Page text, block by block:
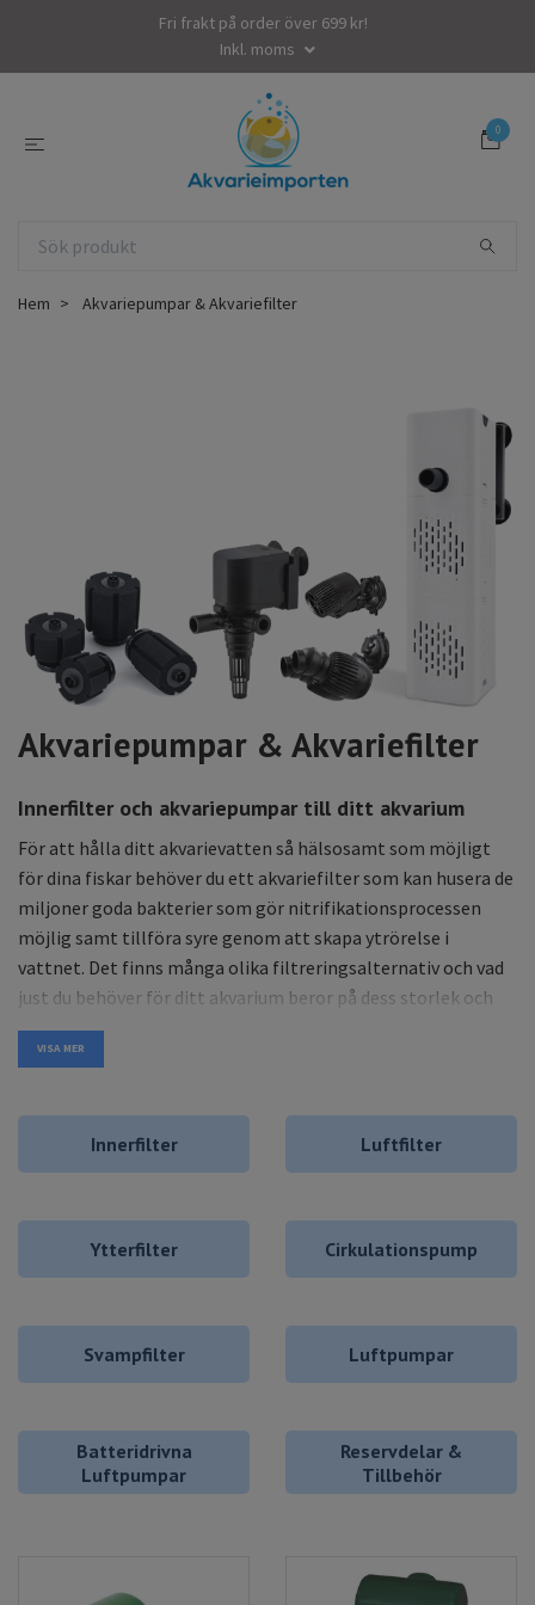
Fri frakt på order över 699 kr!
Inkl. moms
0
Hem Akvariepumpar & Akvariefilter
Akvariepumpar & Akvariefilter
Innerfilter och akvariepumpar till ditt akvarium
För att hålla ditt akvarievatten så hälsosamt som möjligt
för dina fiskar behöver du ett akvariefilter som kan husera de
miljoner goda bakterier som gör nitrifikationsprocessen
möjlig samt tillföra syre genom att skapa ytrörelse i
vattnet. Det finns många olika filtreringsalternativ och vad
just du behöver för ditt akvarium beror på dess storlek och
vad du håller för typ utav akvarielevande djur. Hos oss på
akvarieimporten finner du huvudsakligen två typer av
cirkulationpumpar samt alla tänkbara tillbehör.
Skillnader mellan innerfilter och luftdrivna
De två största skillnaderna mellan innerfilter och luftdrivna
svampfilter är att innerfiltret består av ett stycke med filter
högre flöde och kommer i många fall med olika munstycken
(till exempelt strilrör för att fördela trycket över en större
platt stråle) för att kunna användas på olika sätt medan det
luftdrivna svampfiltret består av en luftpump på utsidan,
luftslang och slutligen svampfiltret i akvariet.
akvarium med små yngel eller räkor som annars riskerar att
sugas med in ett innerfilter eller akvarier där kravet på flöde
VISA MER
Innerfilter Luftfilter
Ytterfilter Cirkulationspump
Svampfilter Luftpumpar
Batteridrivna
Luftpumpar
Reservdelar &
Tillbehör